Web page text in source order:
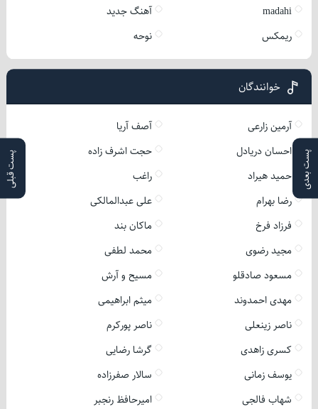
پست بعدی پست قبلی
madahi
آهنگ جدید
ریمکس
نوحه
خوانندگان
آرمین زارعی
آصف آریا
احسان دریادل
حجت اشرف زاده
حمید هیراد
راغب
رضا بهرام
علی عبدالمالکی
فرزاد فرخ
ماکان بند
مجید رضوی
محمد لطفی
مسعود صادقلو
مسیح و آرش
مهدی احمدوند
میثم ابراهیمی
ناصر زینعلی
ناصر پورکرم
کسری زاهدی
گرشا رضایی
یوسف زمانی
سالار صفرزاده
شهاب فالجی
امیرحافظ رنجبر